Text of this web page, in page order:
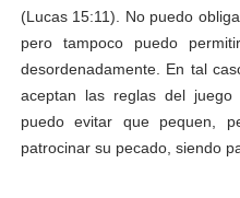
(Lucas 15:11). No puedo
pero tampoco puedo
desordenadamente. En tal
aceptan las reglas del
puedo evitar que pequen,
patrocinar su pecado, siendo